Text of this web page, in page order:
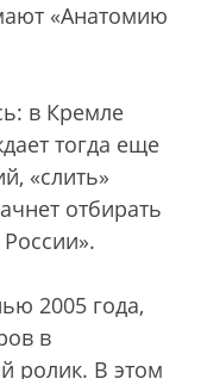
«Анатомию
в Кремле
тогда еще
«слить»
отбирать
2005 года,
в
ролик. В этом